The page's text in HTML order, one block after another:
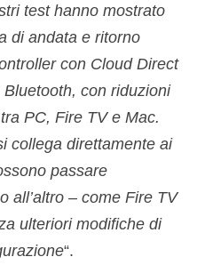
test hanno mostrato
di andata e ritorno
con Cloud Direct
con riduzioni
PC, Fire TV e Mac.
collega direttamente ai
passare
all’altro – come Fire TV
ulteriori modifiche di
“.